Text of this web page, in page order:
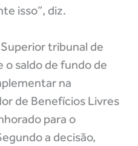
isso”, diz.
tribunal de
o saldo de fundo de
na
de Benefícios Livres
para o
a decisão,